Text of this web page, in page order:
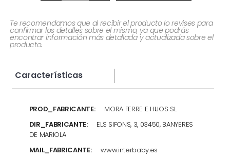
Te recomendamos que al recibir el producto lo revises para
confirmar los detalles sobre el mismo, ya que podrás
encontrar información más detallada y actualizada sobre el
producto.
Características
PROD_FABRICANTE:
MORA FERRE E HIJOS SL
DIR_FABRICANTE:
ELS SIFONS, 3, 03450, BANYERES
DE MARIOLA
MAIL_FABRICANTE:
www.interbaby.es